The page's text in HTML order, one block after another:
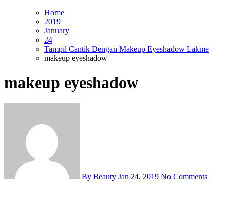
Home
2019
January
24
Tampil Cantik Dengan Makeup Eyeshadow Lakme
makeup eyeshadow
makeup eyeshadow
By Beauty Jan 24, 2019 No Comments